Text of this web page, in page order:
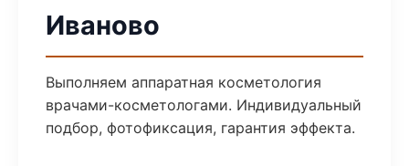
Иваново
Выполняем аппаратная косметология
врачами-косметологами. Индивидуальный
подбор, фотофиксация, гарантия эффекта.